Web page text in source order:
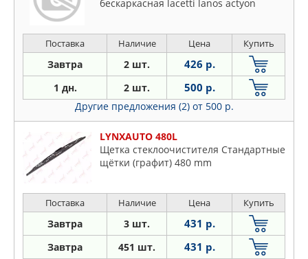
бескаркасная lacetti lanos actyon
Поставка Наличие Цена Купить
Завтра 2 шт. 426 р.
1 дн. 2 шт. 500 р.
Другие предложения (2) от 500 р.
LYNXAUTO 480L
Щетка стеклоочистителя Стандартные
щётки (графит) 480 mm
Поставка Наличие Цена Купить
Завтра 3 шт. 431 р.
Завтра 451 шт. 431 р.